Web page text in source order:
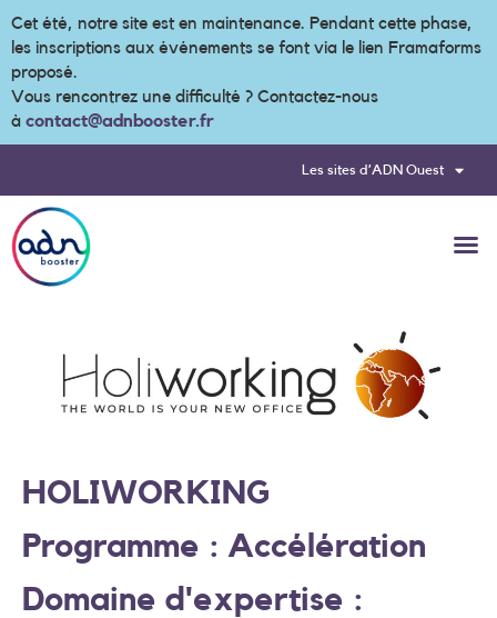
Cet été, notre site est en maintenance. Pendant cette phase,
les inscriptions aux événements se font via le lien Framaforms
proposé.
Vous rencontrez une difficulté ? Contactez-nous
à contact@adnbooster.fr
Les sites d’ADN Ouest
HOLIWORKING
Programme : Accélération
Domaine d'expertise :